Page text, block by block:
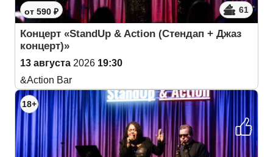
от 590 ₽ 61
Концерт «StandUp & Action (Cтендап + Джаз
концерт)»
13 августа 2026 19:30
&Action Bar
18+